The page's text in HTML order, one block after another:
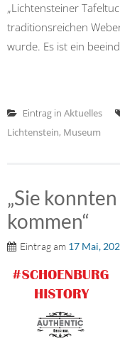
„Lichtensteiner
traditionsreichen
wurde. Es ist ein
Eintrag in Aktuelles
Lichtenstein, Museum
„Sie
kommen“
Eintrag am 17 Mai,